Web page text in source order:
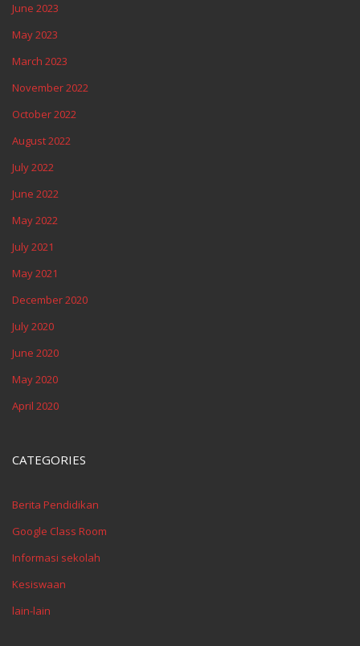
June 2023
May 2023
March 2023
November 2022
October 2022
August 2022
July 2022
June 2022
May 2022
July 2021
May 2021
December 2020
July 2020
June 2020
May 2020
April 2020
CATEGORIES
Berita Pendidikan
Google Class Room
Informasi sekolah
Kesiswaan
lain-lain